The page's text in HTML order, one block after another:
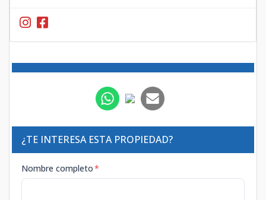
¿TE INTERESA ESTA PROPIEDAD?
Nombre completo*